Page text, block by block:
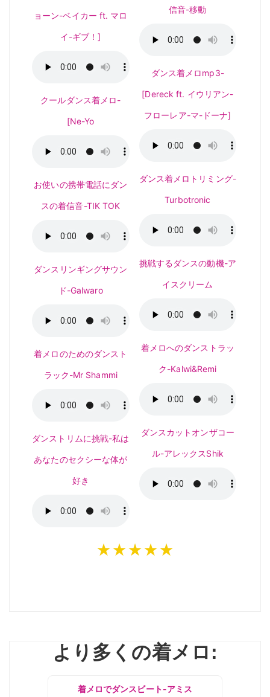
ョーン-ベイカー ft. マロ
イ-ギブ！]
クールダンス着メロ-
[Ne-Yo
お使いの携帯電話にダン
スの着信音-TIK TOK
ダンスリンギングサウン
ド-Galwaro
着メロのためのダンスト
ラック-Mr Shammi
ダンストリムに挑戦-私は
あなたのセクシーな体が
好き
信音-移動
ダンス着メロmp3-
[Dereck ft. イウリアン-
フローレア-マ-ドーナ]
ダンス着メロトリミング-
Turbotronic
挑戦するダンスの動機-ア
イスクリーム
着メロへのダンストラッ
ク-Kalwi&Remi
ダンスカットオンザコー
ル-アレックスShik
★★★★★
より多くの着メロ:
着メロでダンスビート-アミス